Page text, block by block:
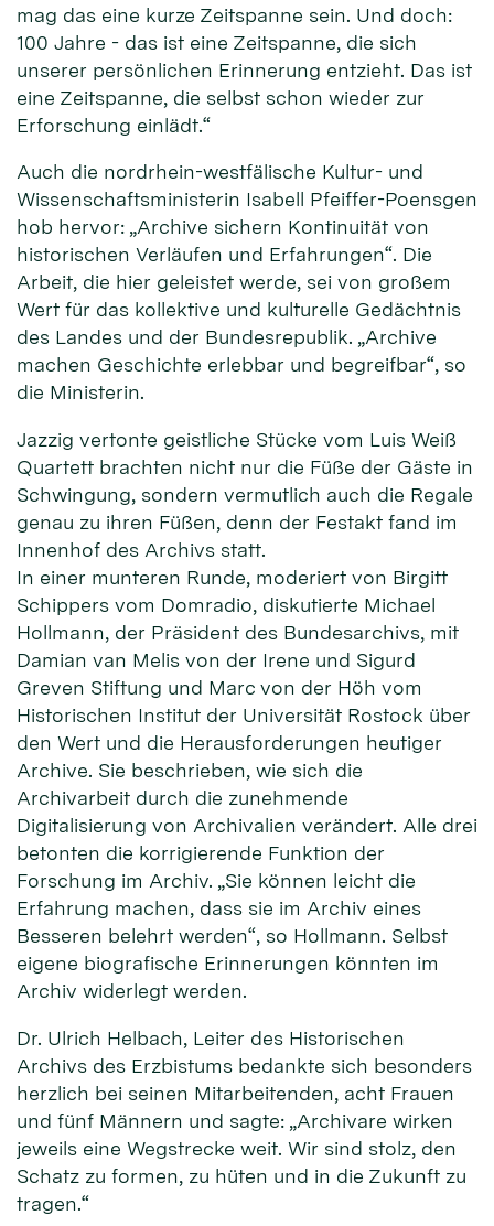
mag das eine kurze Zeitspanne sein. Und doch:
100 Jahre - das ist eine Zeitspanne, die sich
unserer persönlichen Erinnerung entzieht. Das ist
eine Zeitspanne, die selbst schon wieder zur
Erforschung einlädt.“
Auch die nordrhein-westfälische Kultur- und
Wissenschaftsministerin Isabell Pfeiffer-Poensgen
hob hervor: „Archive sichern Kontinuität von
historischen Verläufen und Erfahrungen“. Die
Arbeit, die hier geleistet werde, sei von großem
Wert für das kollektive und kulturelle Gedächtnis
des Landes und der Bundesrepublik. „Archive
machen Geschichte erlebbar und begreifbar“, so
die Ministerin.
Jazzig vertonte geistliche Stücke vom Luis Weiß
Quartett brachten nicht nur die Füße der Gäste in
Schwingung, sondern vermutlich auch die Regale
genau zu ihren Füßen, denn der Festakt fand im
Innenhof des Archivs statt.
In einer munteren Runde, moderiert von Birgitt
Schippers vom Domradio, diskutierte Michael
Hollmann, der Präsident des Bundesarchivs, mit
Damian van Melis von der Irene und Sigurd
Greven Stiftung und Marc von der Höh vom
Historischen Institut der Universität Rostock über
den Wert und die Herausforderungen heutiger
Archive. Sie beschrieben, wie sich die
Archivarbeit durch die zunehmende
Digitalisierung von Archivalien verändert. Alle drei
betonten die korrigierende Funktion der
Forschung im Archiv. „Sie können leicht die
Erfahrung machen, dass sie im Archiv eines
Besseren belehrt werden“, so Hollmann. Selbst
eigene biografische Erinnerungen könnten im
Archiv widerlegt werden.
Dr. Ulrich Helbach, Leiter des Historischen
Archivs des Erzbistums bedankte sich besonders
herzlich bei seinen Mitarbeitenden, acht Frauen
und fünf Männern und sagte: „Archivare wirken
jeweils eine Wegstrecke weit. Wir sind stolz, den
Schatz zu formen, zu hüten und in die Zukunft zu
tragen.“